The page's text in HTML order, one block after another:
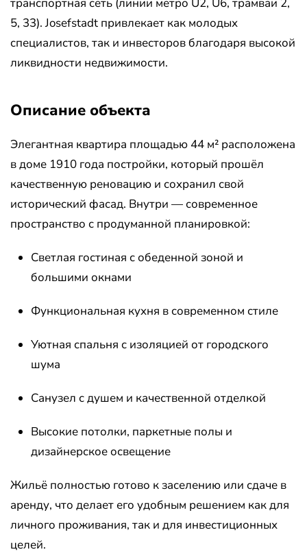
5, 33). Josefstadt привлекает как молодых
специалистов, так и инвесторов благодаря высокой
ликвидности недвижимости.
Описание объекта
Элегантная квартира площадью 44 м² расположена
в доме 1910 года постройки, который прошёл
качественную реновацию и сохранил свой
исторический фасад. Внутри — современное
пространство с продуманной планировкой:
Светлая гостиная с обеденной зоной и
большими окнами
Функциональная кухня в современном стиле
Уютная спальня с изоляцией от городского
шума
Санузел с душем и качественной отделкой
Высокие потолки, паркетные полы и
дизайнерское освещение
Жильё полностью готово к заселению или сдаче в
аренду, что делает его удобным решением как для
личного проживания, так и для инвестиционных
целей.